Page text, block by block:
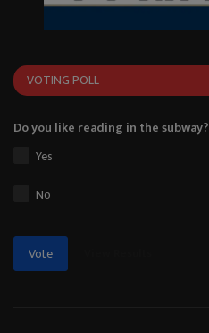
VOTING POLL
Do you like reading in the subway?
Yes
No
Vote